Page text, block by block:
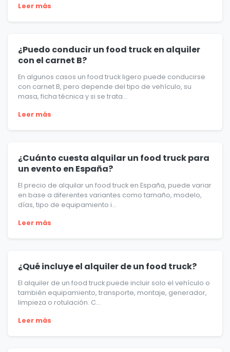
Leer más
¿Puedo conducir un food truck en alquiler
con el carnet B?
En algunos casos un food truck ligero puede conducirse
con carnet B, pero depende del tipo de vehículo, su
masa, ficha técnica y si se trata...
Leer más
¿Cuánto cuesta alquilar un food truck para
un evento en España?
El precio de alquilar un food truck en España, puede variar
en base a diferentes variantes como tamaño, modelo,
días, tipo de equipamiento i...
Leer más
¿Qué incluye el alquiler de un food truck?
El alquiler de un food truck puede incluir solo el vehículo o
también equipamiento, transporte, montaje, generador,
limpieza o rotulación. C...
Leer más